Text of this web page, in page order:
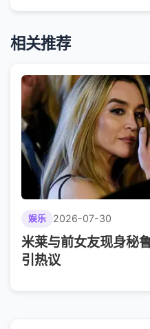
相关推荐
娱乐 2026-07-30
米莱与前女友现身秘
引热议